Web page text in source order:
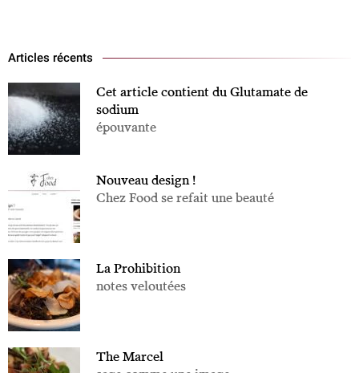
Articles récents
Cet article contient du Glutamate de
sodium
épouvante
Nouveau design !
Chez Food se refait une beauté
La Prohibition
notes veloutées
The Marcel